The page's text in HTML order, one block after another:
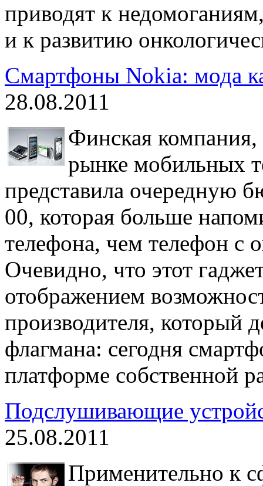
приводят к
и к развитию
Смартфоны Nokia: мода
28.08.2011
Финская компания,
рынке мобильных
представила очередную
00, которая больше
телефона, чем телефон с
Очевидно, что этот
отображением
производителя, который
флагмана: сегодня
платформе собственной
Подслушивающие
25.08.2011
Применительно к